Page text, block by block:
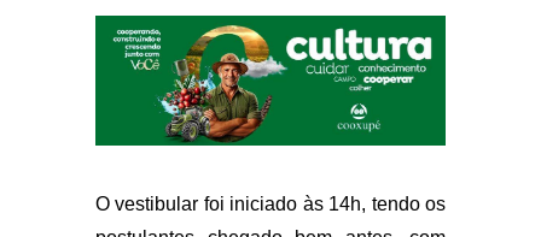
O vestibular foi iniciado às 14h, tendo os